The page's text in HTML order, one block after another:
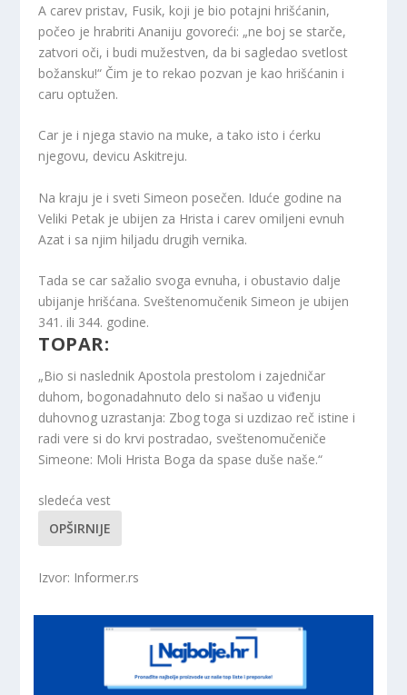
A carev pristav, Fusik, koji je bio potajni hrišćanin,
počeo je hrabriti Ananiju govoreći: „ne boj se starče,
zatvori oči, i budi mužestven, da bi sagledao svetlost
božansku!“ Čim je to rekao pozvan je kao hrišćanin i
caru optužen.
Car je i njega stavio na muke, a tako isto i ćerku
njegovu, devicu Askitreju.
Na kraju je i sveti Simeon posečen. Iduće godine na
Veliki Petak je ubijen za Hrista i carev omiljeni evnuh
Azat i sa njim hiljadu drugih vernika.
Tada se car sažalio svoga evnuha, i obustavio dalje
ubijanje hrišćana. Sveštenomučenik Simeon je ubijen
341. ili 344. godine.
TOPAR:
„Bio si naslednik Apostola prestolom i zajedničar
duhom, bogonadahnuto delo si našao u viđenju
duhovnog uzrastanja: Zbog toga si uzdizao reč istine i
radi vere si do krvi postradao, sveštenomučeniče
Simeone: Moli Hrista Boga da spase duše naše.“
sledeća vest
OPŠIRNIJE
Izvor: Informer.rs